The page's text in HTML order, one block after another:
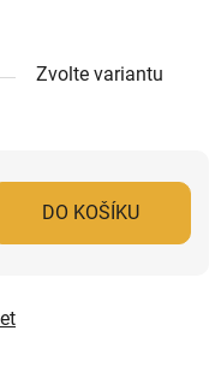
Zvolte variantu
DO KOŠÍKU